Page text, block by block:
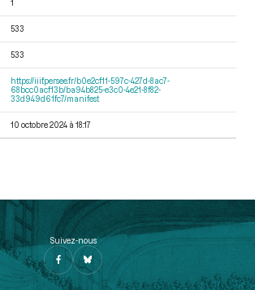
1
533
533
https://iiif.persee.fr/b0e2cf11-597c-427d-8ac7-
68bcc0acf13b/ba94b825-e3c0-4e21-8f82-
33d949d61fc7/manifest
10 octobre 2024 à 18:17
Suivez-nous